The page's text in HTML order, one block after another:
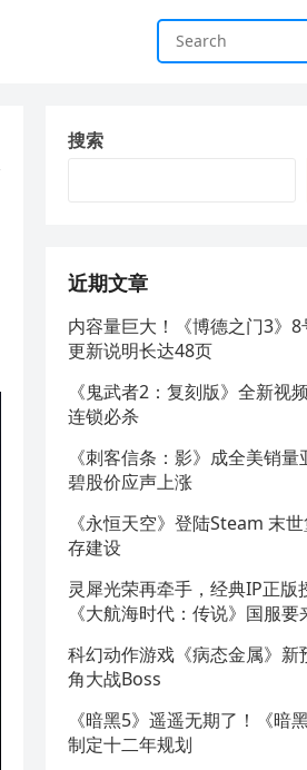
搜索
近期文章
内容量巨大！《博德之门3》8
更新说明长达48页
《鬼武者2：复刻版》全新视
连锁必杀
《刺客信条：影》成全美销量
碧股价应声上涨
《永恒天空》登陆Steam 末
存建设
灵犀光荣再牵手，经典IP正版
《大航海时代：传说》国服要
科幻动作游戏《病态金属》新
角大战Boss
《暗黑5》遥遥无期了！《暗
制定十二年规划